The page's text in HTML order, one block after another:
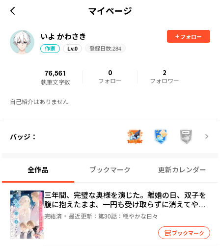
マイページ
いよ かわさき
フォロー
作家
Lv.0 登録日数:284
76,561
執筆文字数
0
フォロー
2
フォロワー
自己紹介はありません
バッジ：
全作品 ブックマーク 更新カレンダー
三年間、完璧な奥様を演じた。離婚の日、双子を
腹に抱えたまま、一円も受け取らずに消えてやっ
た
完結済 最近更新： 第30話：穏やかな日々
ブックマーク